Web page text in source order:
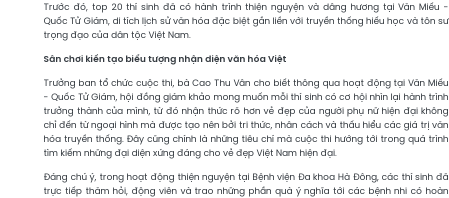
Trước đó, top 20 thí sinh đã có hành trình thiện nguyện và dâng hương tại Văn Miếu -
Quốc Tử Giám, di tích lịch sử văn hóa đặc biệt gắn liền với truyền thống hiếu học và tôn sư
trọng đạo của dân tộc Việt Nam.
Sân chơi kiến tạo biểu tượng nhận diện văn hóa Việt
Trưởng ban tổ chức cuộc thi, bà Cao Thu Vân cho biết thông qua hoạt động tại Văn Miếu
- Quốc Tử Giám, hội đồng giám khảo mong muốn mỗi thí sinh có cơ hội nhìn lại hành trình
trưởng thành của mình, từ đó nhận thức rõ hơn vẻ đẹp của người phụ nữ hiện đại không
chỉ đến từ ngoại hình mà được tạo nên bởi tri thức, nhân cách và thấu hiểu các giá trị văn
hóa truyền thống. Đây cũng chính là những tiêu chí mà cuộc thi hướng tới trong quá trình
tìm kiếm những đại diện xứng đáng cho vẻ đẹp Việt Nam hiện đại.
Đáng chú ý, trong hoạt động thiện nguyện tại Bệnh viện Đa khoa Hà Đông, các thí sinh đã
trực tiếp thăm hỏi, động viên và trao những phần quà ý nghĩa tới các bệnh nhi có hoàn